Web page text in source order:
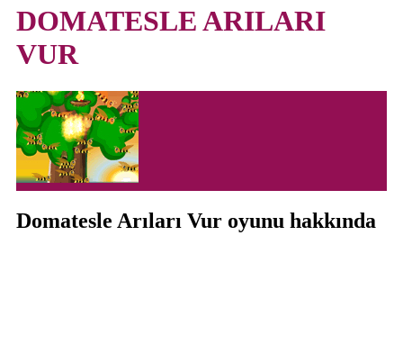
DOMATESLE ARILARI
VUR
Domatesle Arıları Vur oyunu hakkında